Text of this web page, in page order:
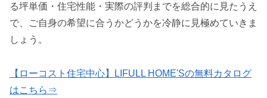
る坪単価・住宅性能・実際の評判までを総合的に見たうえ
で、ご自身の希望に合うかどうかを冷静に見極めていきま
しょう。
【ローコスト住宅中心】LIFULL HOME'Sの無料カタログ
はこちら⇒